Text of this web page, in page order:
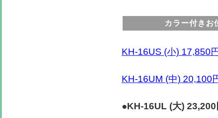
カラー付きお
KH-16US (小) 17,850
KH-16UM (中) 20,100
●KH-16UL (大) 23,200